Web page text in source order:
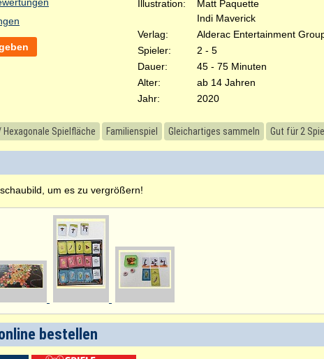
Illustration:
Matt Paquette
Indi Maverick
Verlag:
Alderac Entertainment
Spieler:
2 - 5
Dauer:
45 - 75 Minuten
Alter:
ab 14 Jahren
Jahr:
2020
Hexagonale Spielfläche Familienspiel Gleichartiges sammeln Gut für 2
um es zu vergrößern!
bestellen